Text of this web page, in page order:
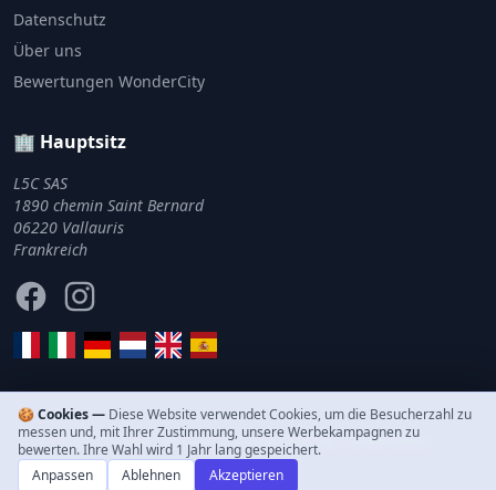
Datenschutz
Über uns
Bewertungen WonderCity
🏢 Hauptsitz
L5C SAS
1890 chemin Saint Bernard
06220 Vallauris
Frankreich
FacebookInstagram
© 2011–2026 WonderCity. Alle Rechte vorbehalten.
🍪 Cookies — Diese Website verwendet Cookies, um die Besucherzahl zu
messen und, mit Ihrer Zustimmung, unsere Werbekampagnen zu
bewerten. Ihre Wahl wird 1 Jahr lang gespeichert.
Anpassen
Ablehnen Akzeptieren